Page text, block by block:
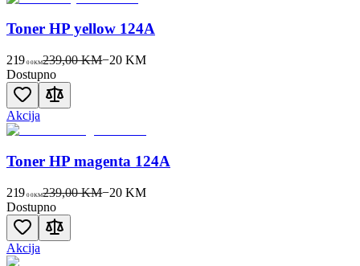
Toner HP yellow 124A
219 00KM239,00 KM−20 KM
Dostupno
Akcija
Toner HP magenta 124A
219 00KM239,00 KM−20 KM
Dostupno
Akcija